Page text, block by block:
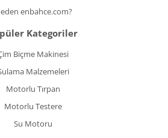
enbahce.com?
Kategoriler
Biçme Makinesi
Malzemeleri
Motorlu Tırpan
Motorlu Testere
Su Motoru